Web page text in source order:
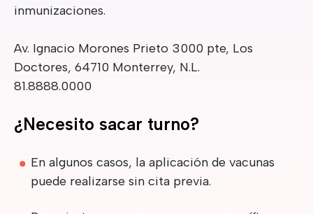
inmunizaciones.
Av. Ignacio Morones Prieto 3000 pte, Los
Doctores, 64710 Monterrey, N.L.
81.8888.0000
¿Necesito sacar turno?
En algunos casos, la aplicación de vacunas
puede realizarse sin cita previa.